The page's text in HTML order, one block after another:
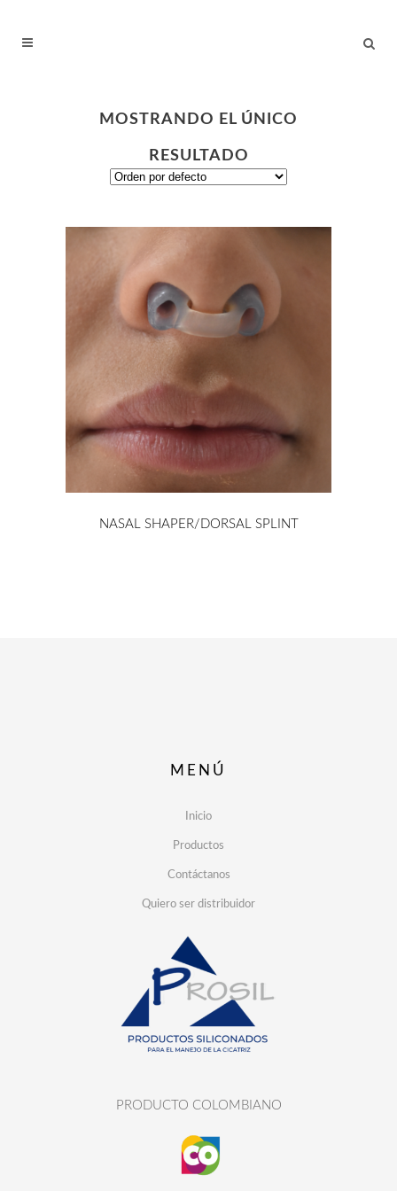
MOSTRANDO EL ÚNICO
RESULTADO
NASAL SHAPER/DORSAL SPLINT
MENÚ
Inicio
Productos
Contáctanos
Quiero ser distribuidor
PRODUCTO COLOMBIANO